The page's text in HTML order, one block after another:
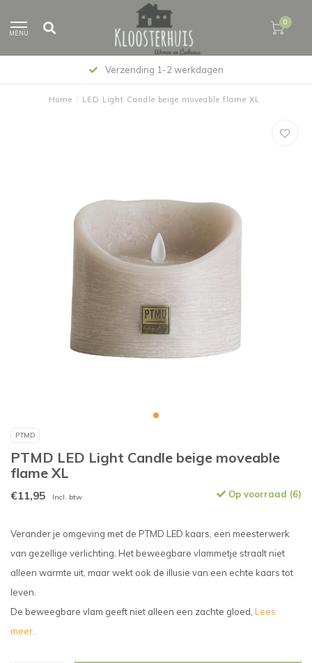
MENU
0
Verzending 1-2 werkdagen
Home / LED Light Candle beige moveable flame XL
PTMD
PTMD LED Light Candle beige moveable
flame XL
€11,95 Incl. btw Op voorraad (6)
Verander je omgeving met de PTMD LED kaars, een meesterwerk
van gezellige verlichting. Het beweegbare vlammetje straalt niet
alleen warmte uit, maar wekt ook de illusie van een echte kaars tot
leven.
De beweegbare vlam geeft niet alleen een zachte gloed, Lees
meer..